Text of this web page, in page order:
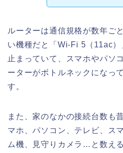
ルーターは通信規格が数年ご
い機種だと「Wi-Fi 5（11ac
止まっていて、スマホやパソ
ーターがボトルネックになっ
す。
また、家のなかの接続台数も
マホ、パソコン、テレビ、ス
ム機、見守りカメラ…と数え